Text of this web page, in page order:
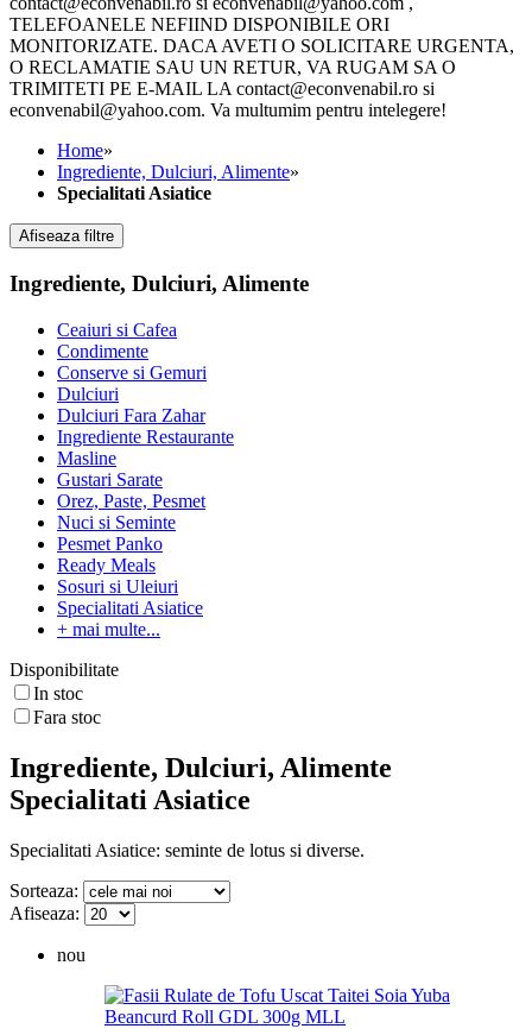
TELEFOANELE NEFIIND DISPONIBILE ORI
MONITORIZATE. DACA AVETI O SOLICITARE URGENTA,
O RECLAMATIE SAU UN RETUR, VA RUGAM SA O
TRIMITETI PE E-MAIL LA contact@econvenabil.ro si
econvenabil@yahoo.com. Va multumim pentru intelegere!
Home»
Ingrediente, Dulciuri, Alimente»
Specialitati Asiatice
Afiseaza filtre
Ingrediente, Dulciuri, Alimente
Ceaiuri si Cafea
Condimente
Conserve si Gemuri
Dulciuri
Dulciuri Fara Zahar
Ingrediente Restaurante
Masline
Gustari Sarate
Orez, Paste, Pesmet
Nuci si Seminte
Pesmet Panko
Ready Meals
Sosuri si Uleiuri
Specialitati Asiatice
+ mai multe...
Disponibilitate
In stoc
Fara stoc
Ingrediente, Dulciuri, Alimente
Specialitati Asiatice
Specialitati Asiatice: seminte de lotus si diverse.
Sorteaza:
Afiseaza:
nou